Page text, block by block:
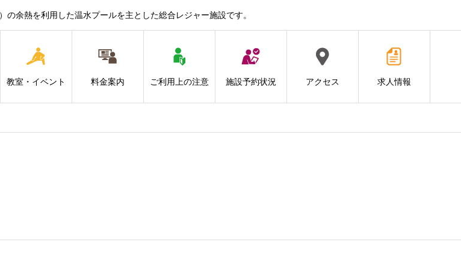
余熱を利用した温水プールを主とした総合レジャー施設です。
教室・イベント 料金案内 ご利用上の注意 施設予約状況 アクセス 求人情報